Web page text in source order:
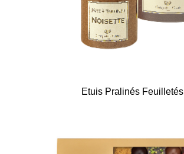
Etuis Pralinés Feuilletés